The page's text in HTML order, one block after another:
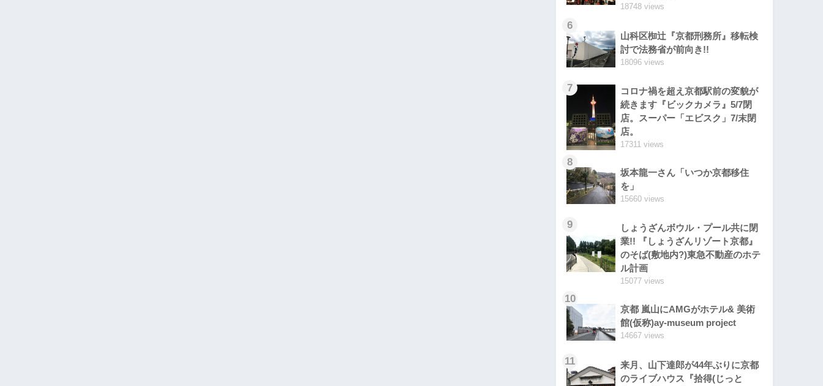
18748 views
6
山科区椥辻『京都刑務所』移転検
討で法務省が前向き!!
18096 views
7
コロナ禍を超え京都駅前の変貌が
続きます『ビックカメラ』5/7閉
店。スーパー「エビスク」7/末閉
店。
17311 views
8
坂本龍一さん「いつか京都移住
を」
15660 views
9
しょうざんボウル・プール共に閉
業!! 『しょうざんリゾート京都』
のそば(敷地内?)東急不動産のホテ
ル計画
15077 views
10
京都 嵐山にAMGがホテル& 美術
館(仮称)ay-museum project
14667 views
11
来月、山下達郎が44年ぶりに京都
のライブハウス『拾得(じっと